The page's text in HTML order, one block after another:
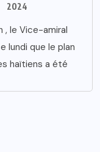
2024
, le Vice-amiral
lundi que le plan
haïtiens a été